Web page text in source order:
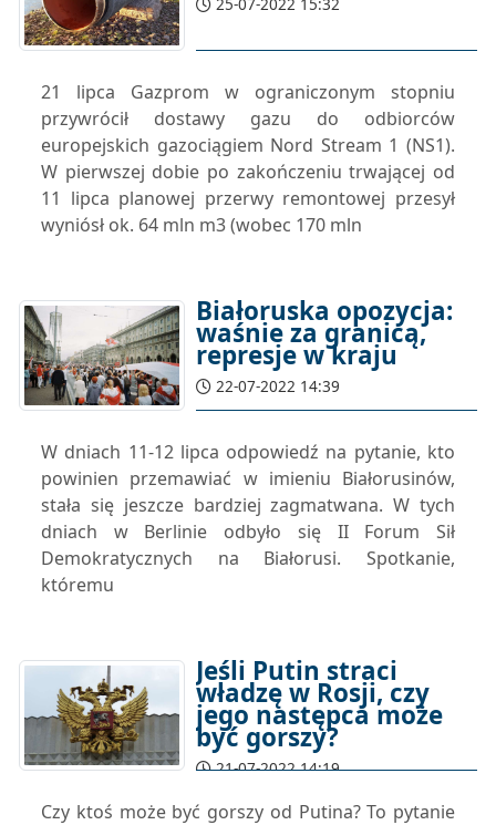
21 lipca Gazprom w ograniczonym stopniu
przywrócił dostawy gazu do odbiorców
europejskich gazociągiem Nord Stream 1 (NS1).
W pierwszej dobie po zakończeniu trwającej od
11 lipca planowej przerwy remontowej przesył
wyniósł ok. 64 mln m3 (wobec 170 mln
Białoruska opozycja:
waśnie za granicą,
represje w kraju
22-07-2022 14:39
W dniach 11-12 lipca odpowiedź na pytanie, kto
powinien przemawiać w imieniu Białorusinów,
stała się jeszcze bardziej zagmatwana. W tych
dniach w Berlinie odbyło się II Forum Sił
Demokratycznych na Białorusi. Spotkanie,
któremu
Jeśli Putin straci
władzę w Rosji, czy
jego następca może
być gorszy?
21-07-2022 14:19
Czy ktoś może być gorszy od Putina? To pytanie